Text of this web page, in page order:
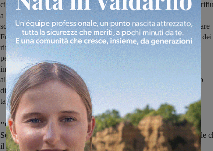
ciclo dei rifiuti di Firenze di conferire 32.000 tonnellate l’anno di
a Podere Rota. Alle nostre rimostranze la Regione si
scomodò rispondendo direttamente al nostro Capogruppo Consiliare
Francesco Carbini “…le risorse che arriveranno dal conferimento dei
rifiuti fiorentini saranno usate dall’Ato Sud
per abbattere i costi fissi di ammortamento e funzionamento dell’
impianto che
altrimenti verrebbero pagati dai cittadini. In questo modo verranno
diminuite le
tariffe…”.
"Qualcuno ricorderà pure il teatrino avvenuto sempre a
Settembre scorso sulla questionedel saldo del disagio ambientale
il Comune di Terranuova deve ancora